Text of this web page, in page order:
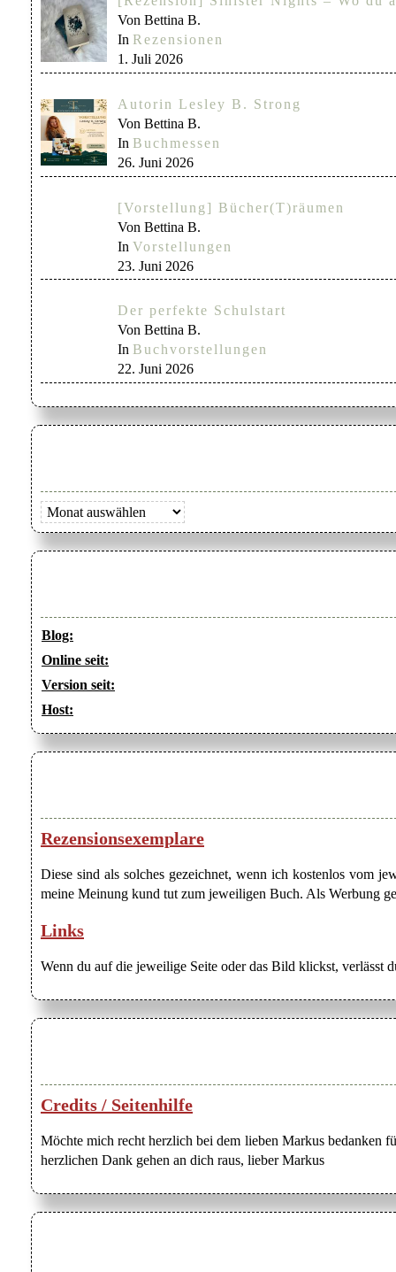
Von Bettina B.
In Rezensionen
1. Juli 2026
Autorin Lesley B. Strong
Von Bettina B.
In Buchmessen
26. Juni 2026
[Vorstellung] Bücher(T)räumen
Von Bettina B.
In Vorstellungen
23. Juni 2026
Der perfekte Schulstart
Von Bettina B.
In Buchvorstellungen
22. Juni 2026
Archiv
Blog:
Online seit:
Version seit:
Host:
Rezensionsexemplare
Diese sind als solches gezeichnet, wenn ich kostenlos vom
meine Meinung kund tut zum jeweiligen Buch. Als Werbung
Links
Wenn du auf die jeweilige Seite oder das Bild klickst, verlässt
Credits / Seitenhilfe
Möchte mich recht herzlich bei dem lieben Markus bedanken
herzlichen Dank gehen an dich raus, lieber Markus